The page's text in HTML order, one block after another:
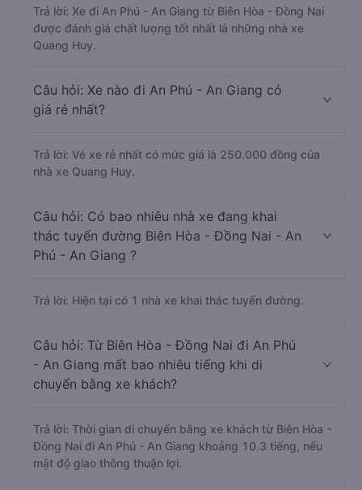
Trả lời: Xe đi An Phú - An Giang từ Biên Hòa - Đồng Nai
được đánh giá chất lượng tốt nhất là những nhà xe
Quang Huy.
Câu hỏi: Xe nào đi An Phú - An Giang có
giá rẻ nhất?
Trả lời: Vé xe rẻ nhất có mức giá là 250.000 đồng của
nhà xe Quang Huy.
Câu hỏi: Có bao nhiêu nhà xe đang khai
thác tuyến đường Biên Hòa - Đồng Nai - An
Phú - An Giang ?
Trả lời: Hiện tại có 1 nhà xe khai thác tuyến đường.
Câu hỏi: Từ Biên Hòa - Đồng Nai đi An Phú
- An Giang mất bao nhiêu tiếng khi di
chuyển bằng xe khách?
Trả lời: Thời gian di chuyển bằng xe khách từ Biên Hòa -
Đồng Nai đi An Phú - An Giang khoảng 10.3 tiếng, nếu
mật độ giao thông thuận lợi.